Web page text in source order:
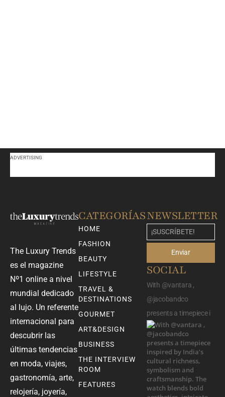
ADVERTISING
The Luxury Trends
es el magazine
Nº1 online a nivel
mundial dedicado
al lujo. Un referente
internacional para
descubrir las
últimas tendencias
en moda, viajes,
gastronomía, arte,
relojería, joyería,
CATEGORÍAS
HOME
FASHION
BEAUTY
LIFESTYLE
TRAVEL &
DESTINATIONS
GOURMET
ART&DESIGN
BUSINESS
THE INTERVIEW
ROOM
FEATURES
NEWSLETTER
Enviar
SOCIAL
With @vantara ,
@jacobandco
presents a timepiece i